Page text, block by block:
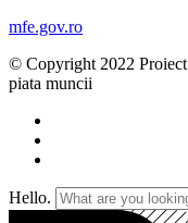
mfe.gov.ro
© Copyright 2022
piata muncii
Hello.